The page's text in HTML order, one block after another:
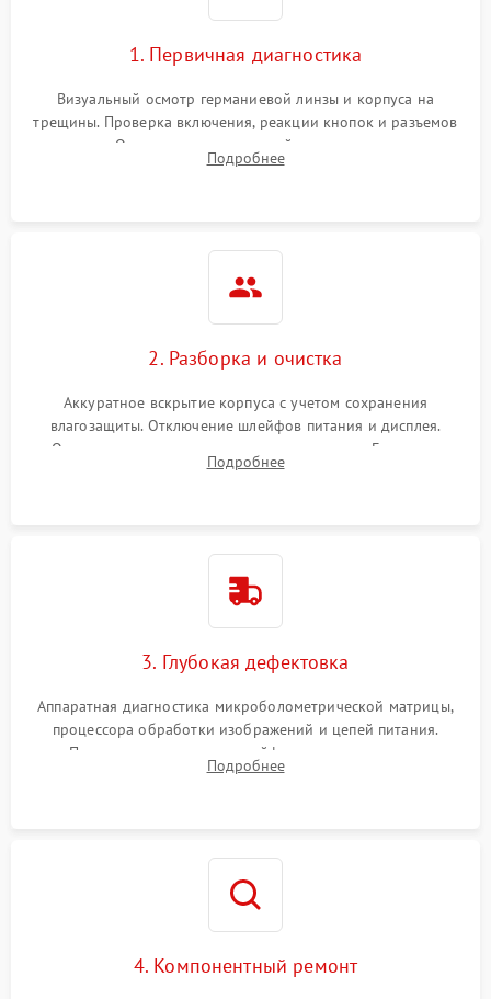
1. Первичная диагностика
Визуальный осмотр германиевой линзы и корпуса на
трещины. Проверка включения, реакции кнопок и разъемов
зарядки. Оценка вывода тепловой сигнатуры на экран,
проверка базовых функций и считывание системных
Подробнее
2. Разборка и очистка
Аккуратное вскрытие корпуса с учетом сохранения
влагозащиты. Отключение шлейфов питания и дисплея.
Очистка внутренних плат от окислов и пыли. Бережная
обработка германиевого объектива специализированными
Подробнее
3. Глубокая дефектовка
Аппаратная диагностика микроболометрической матрицы,
процессора обработки изображений и цепей питания.
Проверка целостности шлейфов, модуля памяти и
интерфейсов связи. Выявление сгоревших SMD-компонентов
Подробнее
4. Компонентный ремонт